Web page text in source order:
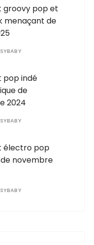
groovy pop et
menaçant de
pop indé
de
2024
électro pop
novembre